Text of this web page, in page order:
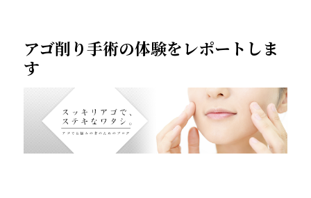
アゴ削り手術の体験をレポートしま
す